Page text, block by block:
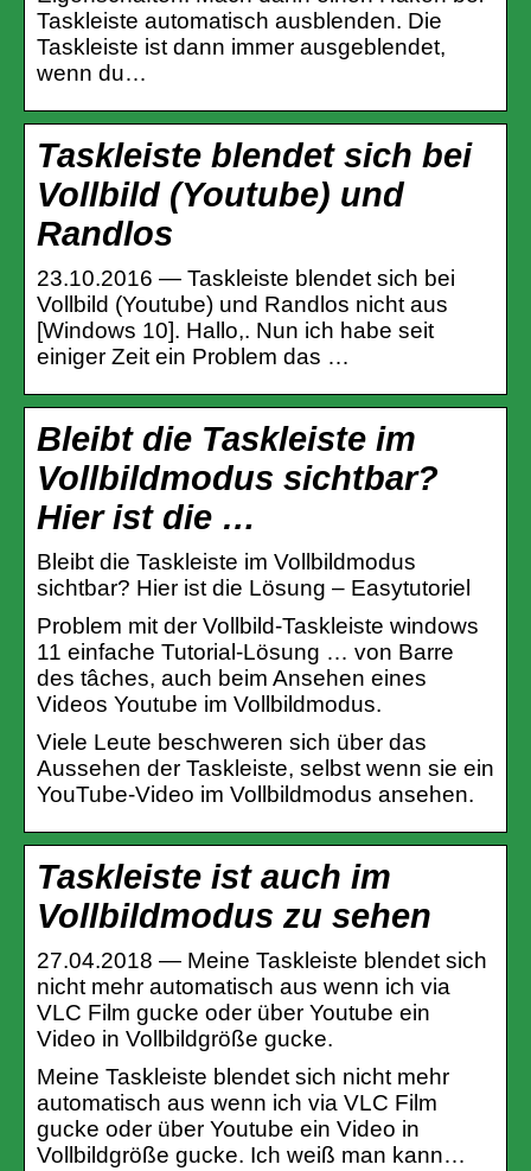
Taskleiste automatisch ausblenden. Die
Taskleiste ist dann immer ausgeblendet,
wenn du…
Taskleiste blendet sich bei
Vollbild (Youtube) und
Randlos
23.10.2016 — Taskleiste blendet sich bei
Vollbild (Youtube) und Randlos nicht aus
[Windows 10]. Hallo,. Nun ich habe seit
einiger Zeit ein Problem das …
Bleibt die Taskleiste im
Vollbildmodus sichtbar?
Hier ist die …
Bleibt die Taskleiste im Vollbildmodus
sichtbar? Hier ist die Lösung – Easytutoriel
Problem mit der Vollbild-Taskleiste windows
11 einfache Tutorial-Lösung … von Barre
des tâches, auch beim Ansehen eines
Videos Youtube im Vollbildmodus.
Viele Leute beschweren sich über das
Aussehen der Taskleiste, selbst wenn sie ein
YouTube-Video im Vollbildmodus ansehen.
Taskleiste ist auch im
Vollbildmodus zu sehen
27.04.2018 — Meine Taskleiste blendet sich
nicht mehr automatisch aus wenn ich via
VLC Film gucke oder über Youtube ein
Video in Vollbildgröße gucke.
Meine Taskleiste blendet sich nicht mehr
automatisch aus wenn ich via VLC Film
gucke oder über Youtube ein Video in
Vollbildgröße gucke. Ich weiß man kann…